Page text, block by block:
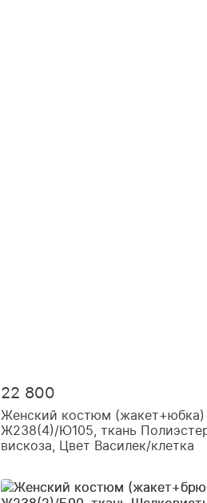
22 800
Женский костюм (жакет+юбка)
Ж238(4)/Ю105, ткань
вискоза, Цвет Василек/клетка